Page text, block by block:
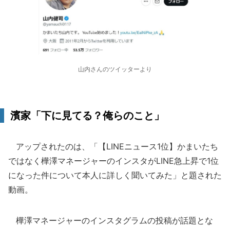
山内さんのツイッターより
濱家「下に見てる？俺らのこと」
アップされたのは、「【LINEニュース1位】かまいたち
ではなく樺澤マネージャーのインスタがLINE急上昇で1位
になった件について本人に詳しく聞いてみた」と題された
動画。
樺澤マネージャーのインスタグラムの投稿が話題とな